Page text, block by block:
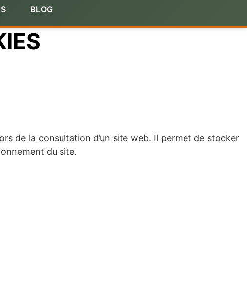
BLOG
de la consultation d’un site web. Il permet de stocker
du site.